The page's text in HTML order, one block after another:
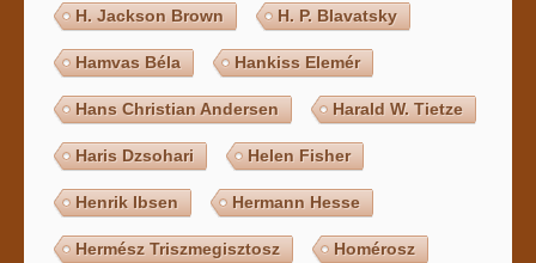
H. Jackson Brown H. P. Blavatsky
Hamvas Béla Hankiss Elemér
Hans Christian Andersen Harald W. Tietze
Haris Dzsohari Helen Fisher
Henrik Ibsen Hermann Hesse
Hermész Triszmegisztosz Homérosz